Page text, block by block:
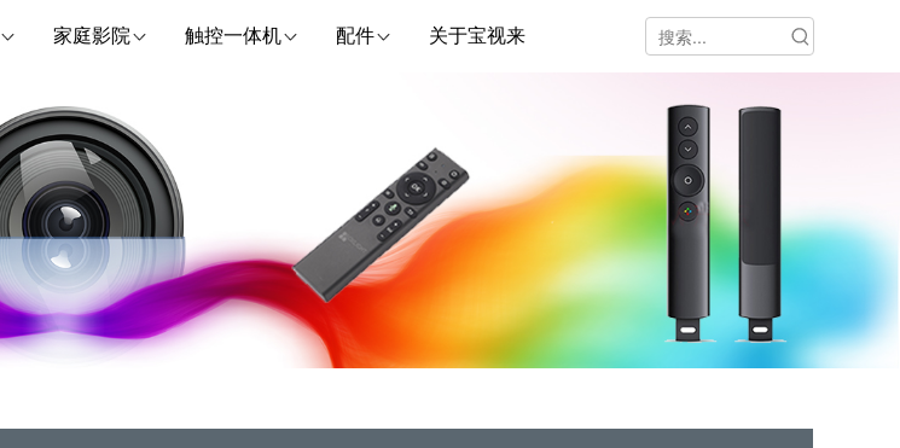
家庭影院 触控一体机 配件 关于宝视来